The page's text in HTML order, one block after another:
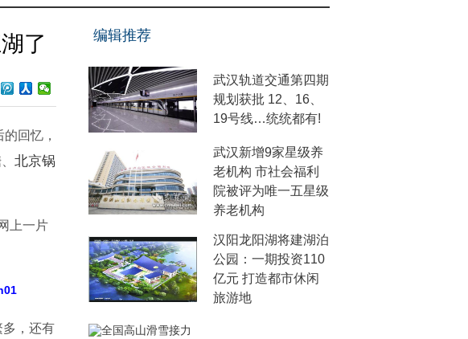
了
回忆，
北京锅
上一片
，还有
编辑推荐
武汉轨道交通第四期
规划获批 12、16、
19号线…统统都有!
武汉新增9家星级养
老机构 市社会福利
院被评为唯一五星级
养老机构
汉阳龙阳湖将建湖泊
公园：一期投资110
亿元 打造都市休闲
旅游地